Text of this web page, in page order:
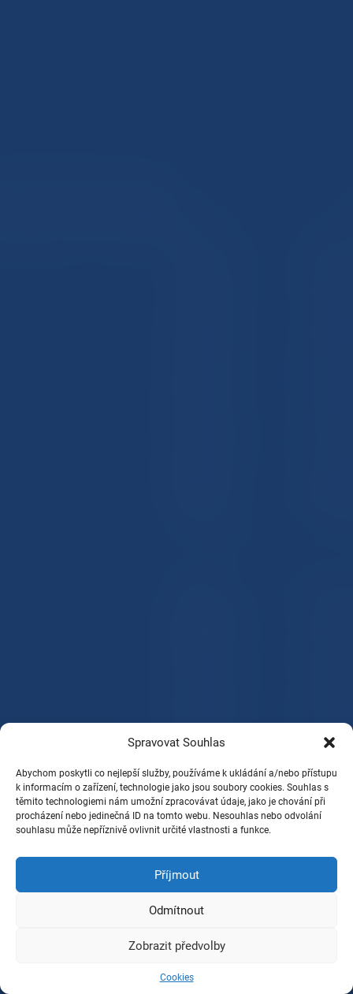
Spravovat Souhlas
Abychom poskytli co nejlepší služby, používáme k ukládání a/nebo přístupu
k informacím o zařízení, technologie jako jsou soubory cookies. Souhlas s
těmito technologiemi nám umožní zpracovávat údaje, jako je chování při
procházení nebo jedinečná ID na tomto webu. Nesouhlas nebo odvolání
souhlasu může nepříznivě ovlivnit určité vlastnosti a funkce.
Příjmout
Odmítnout
Zobrazit předvolby
Cookies